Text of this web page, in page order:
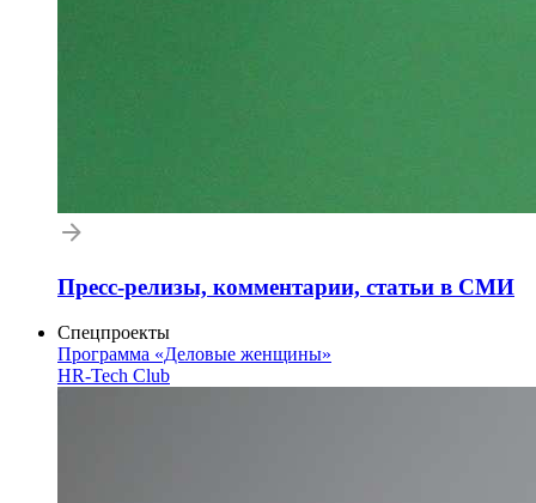
Пресс-релизы, комментарии, статьи в СМИ
Спецпроекты
Программа «Деловые женщины»
HR-Tech Club